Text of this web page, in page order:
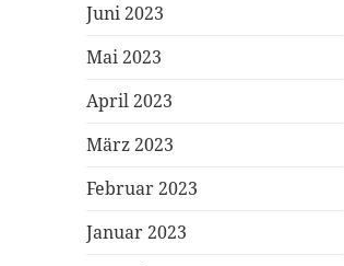
Juni 2023
Mai 2023
April 2023
März 2023
Februar 2023
Januar 2023